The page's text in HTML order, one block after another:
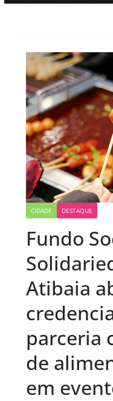
CIDADE DESTAQUE
Fundo
Atibaia
parceria
de
em